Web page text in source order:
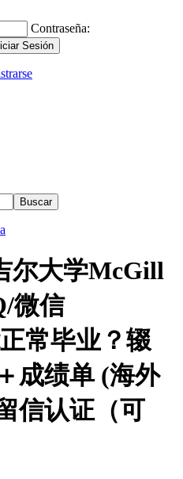
Contraseña:
尔大学McGill
微信
常毕业？辍
成绩单 (海外
信认证（可